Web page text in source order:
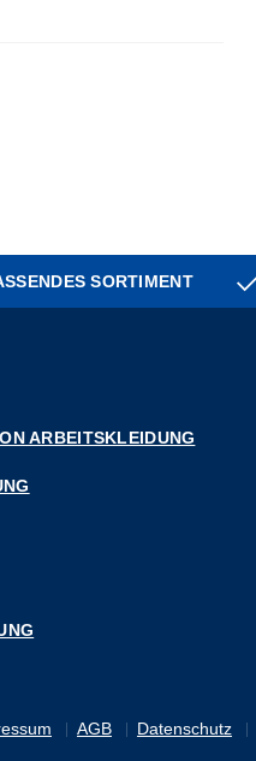
SORTIMENT
ARBEITSKLEIDUNG
AGB Datenschutz